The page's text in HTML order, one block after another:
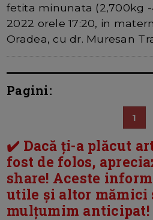
fetita minunata (2,700kg
2022 orele 17:20, in
Oradea, cu dr. Muresan
Pagini:
1
✔️ Dacă ți-a plăcut
fost de folos,
share! Aceste
utile și altor mămici
mulțumim anticipat!